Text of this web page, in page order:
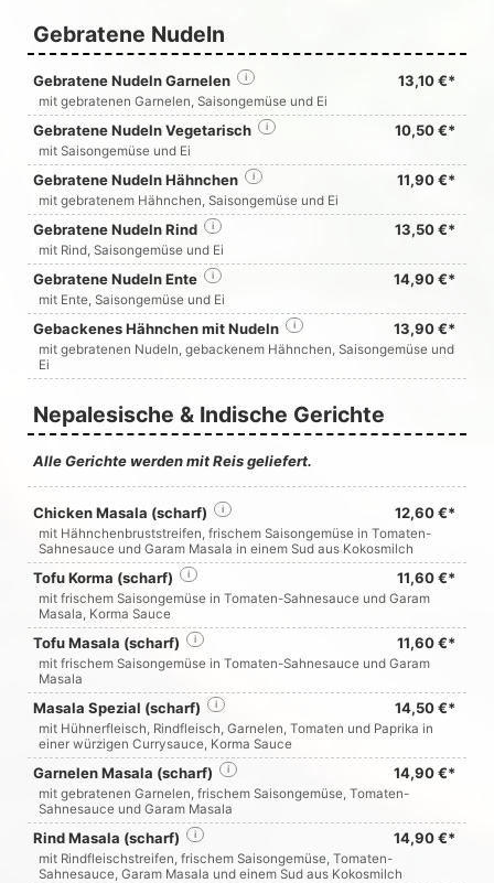
Gebratene Nudeln
Gebratene Nudeln Garnelen 13,10 €*
i
mit gebratenen Garnelen, Saisongemüse und Ei
Gebratene Nudeln Vegetarisch 10,50 €*
i
mit Saisongemüse und Ei
Gebratene Nudeln Hähnchen 11,90 €*
i
mit gebratenem Hähnchen, Saisongemüse und Ei
Gebratene Nudeln Rind 13,50 €*
i
mit Rind, Saisongemüse und Ei
Gebratene Nudeln Ente 14,90 €*
i
mit Ente, Saisongemüse und Ei
Gebackenes Hähnchen mit Nudeln 13,90 €*
i
mit gebratenen Nudeln, gebackenem Hähnchen, Saisongemüse und
Ei
Nepalesische & Indische Gerichte
Alle Gerichte werden mit Reis geliefert.
Chicken Masala (scharf) 12,60 €*
i
mit Hähnchenbruststreifen, frischem Saisongemüse in Tomaten-
Sahnesauce und Garam Masala in einem Sud aus Kokosmilch
Tofu Korma (scharf) 11,60 €*
i
mit frischem Saisongemüse in Tomaten-Sahnesauce und Garam
Masala, Korma Sauce
Tofu Masala (scharf) 11,60 €*
i
mit frischem Saisongemüse in Tomaten-Sahnesauce und Garam
Masala
Masala Spezial (scharf) 14,50 €*
i
mit Hühnerfleisch, Rindfleisch, Garnelen, Tomaten und Paprika in
einer würzigen Currysauce, Korma Sauce
Garnelen Masala (scharf) 14,90 €*
i
mit gebratenen Garnelen, frischem Saisongemüse, Tomaten-
Sahnesauce und Garam Masala
Rind Masala (scharf) 14,90 €*
i
mit Rindfleischstreifen, frischem Saisongemüse, Tomaten-
Sahnesauce, Garam Masala und einem Sud aus Kokosmilch